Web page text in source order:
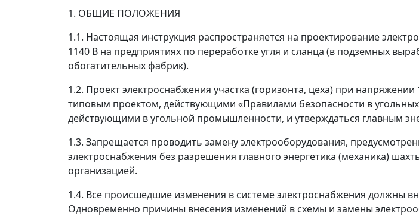
1. ОБЩИЕ ПОЛОЖЕНИЯ
1.1. Настоящая инструкция распространяется на проектирование
1140 В на предприятиях по переработке угля и сланца (в подземных
обогатительных фабрик).
1.2. Проект электроснабжения участка (горизонта, цеха) при
типовым проектом, действующими «Правилами безопасности в
действующими в угольной промышленности, и утверждаться главным
1.3. Запрещается проводить замену электрооборудования,
электроснабжения без разрешения главного энергетика (механика)
организацией.
1.4. Все происшедшие изменения в системе электроснабжения должны
Одновременно причины внесения изменений в схемы и замены